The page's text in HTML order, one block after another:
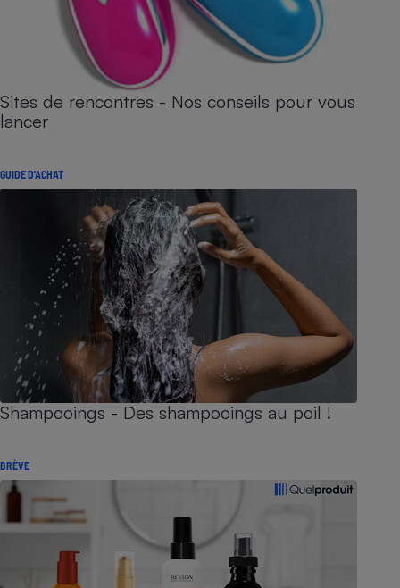
Sites de rencontres - Nos conseils pour vous
lancer
GUIDE D'ACHAT
Shampooings - Des shampooings au poil !
BRÈVE